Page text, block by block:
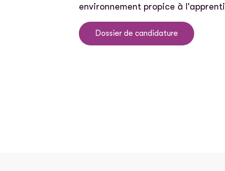
environnement propice à
Dossier de candidature